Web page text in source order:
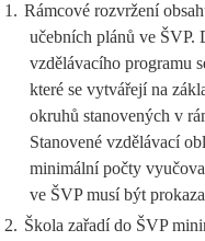
1. Rámcové rozvržení
učebních plánů ve ŠVP.
vzdělávacího programu
které se vytvářejí na
okruhů stanovených v
Stanovené vzdělávací
minimální počty
ve ŠVP musí být
2. Škola zařadí do ŠVP